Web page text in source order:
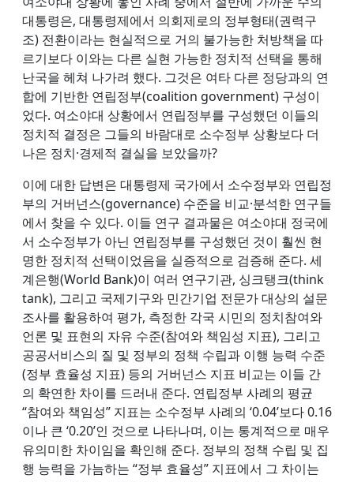
대통령은, 대통령제에서 의회제로의 정부형태(권력구
조) 전환이라는 현실적으로 거의 불가능한 처방책을 따
르기보다 이와는 다른 실현 가능한 정치적 선택을 통해
난국을 헤쳐 나가려 했다. 그것은 여타 다른 정당과의 연
합에 기반한 연립정부(coalition government) 구성이
었다. 여소야대 상황에서 연립정부를 구성했던 이들의
정치적 결정은 그들의 바람대로 소수정부 상황보다 더
나은 정치·경제적 결실을 보았을까?
이에 대한 답변은 대통령제 국가에서 소수정부와 연립정
부의 거버넌스(governance) 수준을 비교·분석한 연구들
에서 찾을 수 있다. 이들 연구 결과물은 여소야대 정국에
서 소수정부가 아닌 연립정부를 구성했던 것이 훨씬 현
명한 정치적 선택이었음을 실증적으로 검증해 준다. 세
계은행(World Bank)이 여러 연구기관, 싱크탱크(think
tank), 그리고 국제기구와 민간기업 전문가 대상의 설문
조사를 활용하여 평가, 측정한 각국 시민의 정치참여와
언론 및 표현의 자유 수준(참여와 책임성 지표), 그리고
공공서비스의 질 및 정부의 정책 수립과 이행 능력 수준
(정부 효율성 지표) 등의 거버넌스 지표 비교는 이들 간
의 확연한 차이를 드러내 준다. 연립정부 사례의 평균
“참여와 책임성” 지표는 소수정부 사례의 ‘0.04’보다 0.16
이나 큰 ‘0.20’인 것으로 나타나며, 이는 통계적으로 매우
유의미한 차이임을 확인해 준다. 정부의 정책 수립 및 집
행 능력을 가늠하는 “정부 효율성” 지표에서 그 차이는